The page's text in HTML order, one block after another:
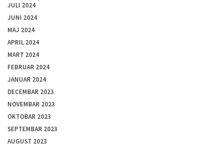
JULI 2024
JUNI 2024
MAJ 2024
APRIL 2024
MART 2024
FEBRUAR 2024
JANUAR 2024
DECEMBAR 2023
NOVEMBAR 2023
OKTOBAR 2023
SEPTEMBAR 2023
AUGUST 2023